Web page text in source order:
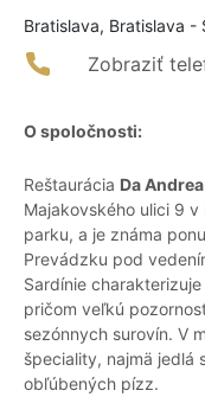
Bratislava, Bratislava -
Zobraziť
O spoločnosti:
Reštaurácia Da Andrea
Majakovského ulici 9
parku, a je známa
Prevádzku pod
Sardínie
pričom veľkú
sezónnych surovín. V
špeciality, najmä jedlá
obľúbených pízz.